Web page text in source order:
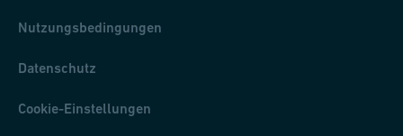
Nutzungsbedingungen
Datenschutz
Cookie-Einstellungen